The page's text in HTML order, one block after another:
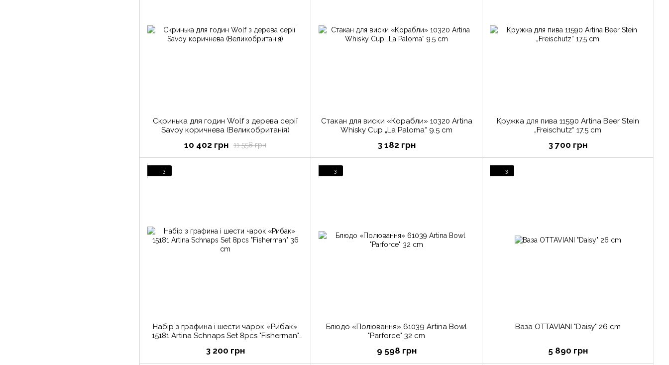
Скринька для годин Wolf з дерева серії
Savoy коричнева (Великобританія)
11 558 грн
10 402 грн
Стакан для виски «Корабли» 10320 Artina
Whisky Cup „La Paloma“ 9.5 cm
3 182 грн
Кружка для пива 11590 Artina Beer Stein
„Freischutz“ 17.5 cm
3 700 грн
3
Набір з графина і шести чарок «Рибак»
15181 Artina Schnaps Set 8pcs "Fisherman"
3 200 грн
3
Блюдо «Полювання» 61039 Artina Bowl
"Parforce" 32 cm
9 598 грн
3
Ваза OTTAVIANI "Daisy" 26 cm
5 890 грн